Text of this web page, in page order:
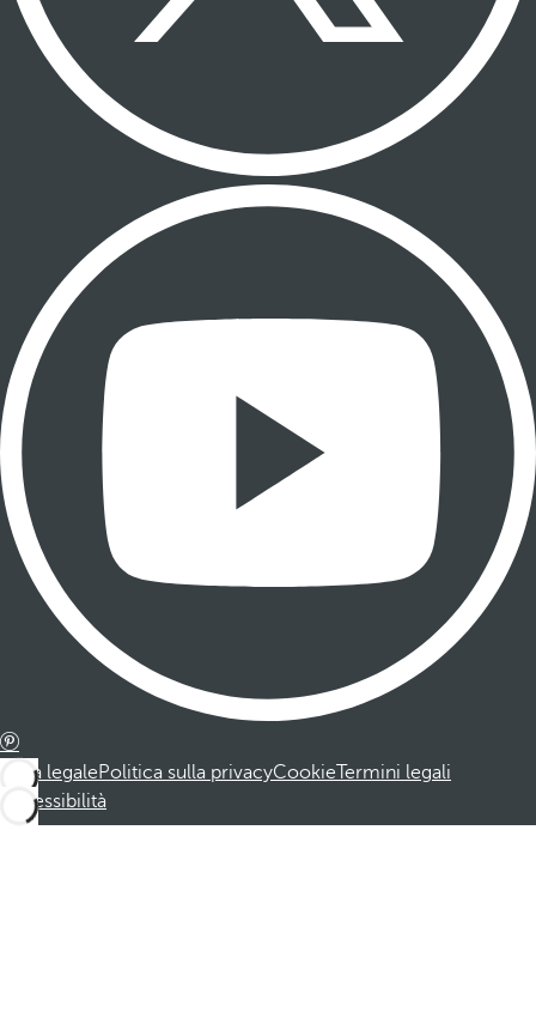
Nota legalePolitica sulla privacyCookieTermini legali
Accessibilità